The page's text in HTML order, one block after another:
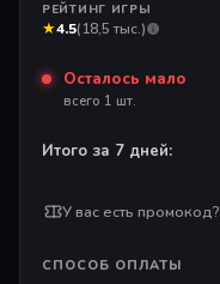
РЕЙТИНГ ИГРЫ
★4.5(18,5 тыс.)
Осталось мало
всего 1 шт.
Итого за 7 дней:
У вас есть промокод?
СПОСОБ ОПЛАТЫ